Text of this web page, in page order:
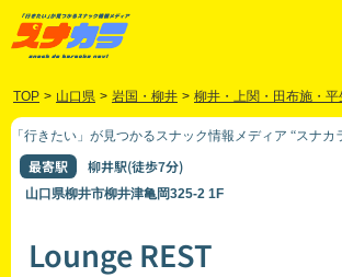
TOP > 山口県 > 岩国・柳井 > 柳井・上関・田布施・平
「行きたい」が見つかるスナック情報メディア “スナカ
最寄駅 柳井駅(徒歩7分)
山口県柳井市柳井津亀岡325-2 1F
Lounge REST